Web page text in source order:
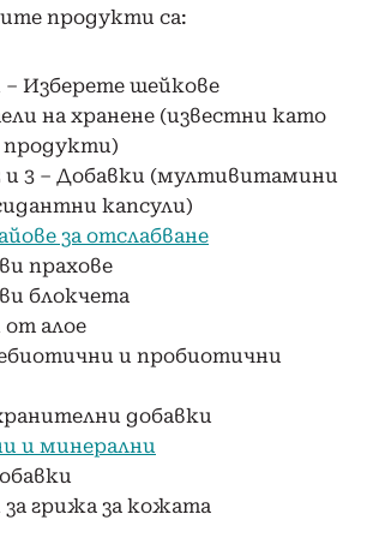
продукти са:
– Изберете шейкове
на хранене (известни като
продукти)
и 3 – Добавки (мултивитамини
капсули)
за отслабване
прахове
блокчета
алое
и пробиотични
добавки
и минерални
грижа за кожата